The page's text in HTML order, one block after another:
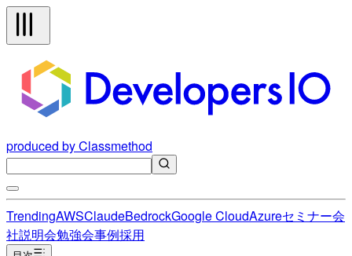
produced by Classmethod
TrendingAWSClaudeBedrockGoogle CloudAzureセミナー会
社説明会勉強会事例採用